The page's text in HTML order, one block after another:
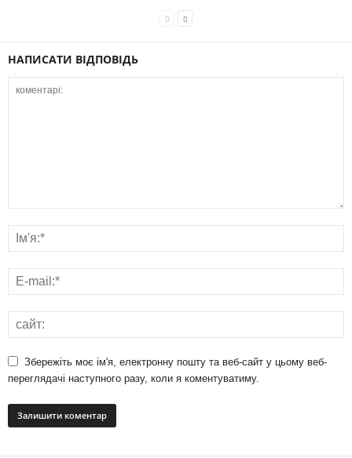
НАПИСАТИ ВІДПОВІДЬ
Збережіть моє ім'я, електронну пошту та веб-сайт у цьому веб-
переглядачі наступного разу, коли я коментуватиму.